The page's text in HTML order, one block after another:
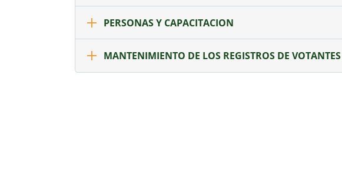
PERSONAS Y CAPACITACION
MANTENIMIENTO DE LOS REGISTROS DE VOTANTES